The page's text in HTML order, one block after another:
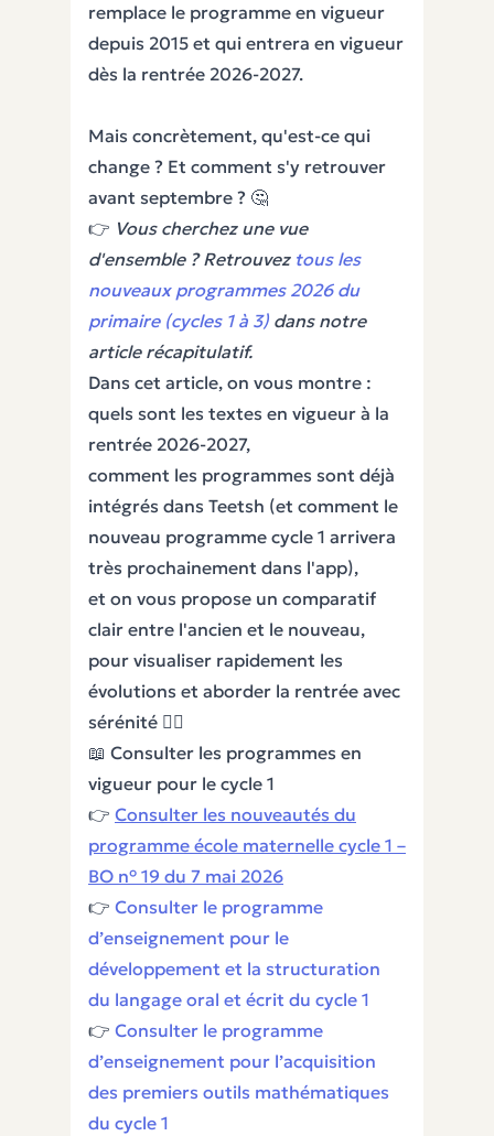
remplace le programme en vigueur
depuis 2015 et qui entrera en vigueur
dès la rentrée 2026-2027.
Mais concrètement, qu'est-ce qui
change ? Et comment s'y retrouver
avant septembre ? 🤔
👉 Vous cherchez une vue
d'ensemble ? Retrouvez tous les
nouveaux programmes 2026 du
primaire (cycles 1 à 3) dans notre
article récapitulatif.
Dans cet article, on vous montre :
quels sont les textes en vigueur à la
rentrée 2026-2027,
comment les programmes sont déjà
intégrés dans Teetsh (et comment le
nouveau programme cycle 1 arrivera
très prochainement dans l'app),
et on vous propose un comparatif
clair entre l'ancien et le nouveau,
pour visualiser rapidement les
évolutions et aborder la rentrée avec
sérénité 🧘‍♀️
📖 Consulter les programmes en
vigueur pour le cycle 1
👉 Consulter les nouveautés du
programme école maternelle cycle 1 –
BO n° 19 du 7 mai 2026
👉 Consulter le programme
d’enseignement pour le
développement et la structuration
du langage oral et écrit du cycle 1
👉 Consulter le programme
d’enseignement pour l’acquisition
des premiers outils mathématiques
du cycle 1